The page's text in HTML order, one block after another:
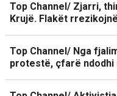
Top Channel/ Zjarri,
Krujë. Flakët
Top Channel/ Nga
protestë, çfarë ndodhi